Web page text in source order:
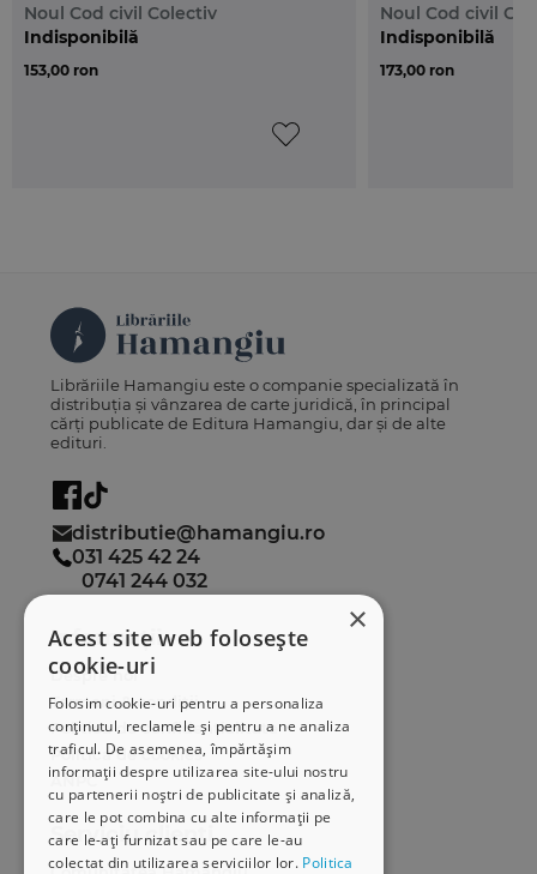
Noul Cod civil Colectiv
153,00 ron
Indisponibilă
Noul Cod civil
173,00 ron
Indisponibilă
×
Acest site web folosește
cookie-uri
Folosim cookie-uri pentru a personaliza
conținutul, reclamele și pentru a ne analiza
traficul. De asemenea, împărtășim
informații despre utilizarea site-ului nostru
cu partenerii noștri de publicitate și analiză,
care le pot combina cu alte informații pe
care le-ați furnizat sau pe care le-au
colectat din utilizarea serviciilor lor. Politica
Librăriile Hamangiu este o companie specializată în
distribuția și vânzarea de carte juridică, în principal
cărți publicate de Editura Hamangiu, dar și de alte
edituri.
distributie@hamangiu.ro
031 425 42 24
0741 244 032
Informații
Despre noi
Termeni & condiții
Politica de confidențialitate
Politica de cookies
ANPC
Serviciu clienți